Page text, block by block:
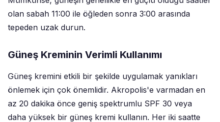
olan sabah 11:00 ile öğleden sonra 3:00 arasında
tepeden uzak durun.
Güneş Kreminin Verimli Kullanımı
Güneş kremini etkili bir şekilde uygulamak yanıkları
önlemek için çok önemlidir. Akropolis'e varmadan en
az 20 dakika önce geniş spektrumlu SPF 30 veya
daha yüksek bir güneş kremi kullanın. Her iki saatte